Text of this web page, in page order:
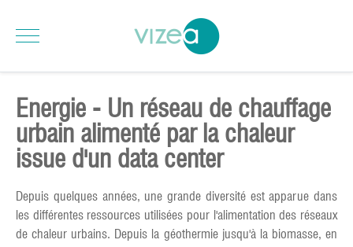
Energie - Un réseau de chauffage
urbain alimenté par la chaleur
issue d'un data center
Depuis quelques années, une grande diversité est apparue dans
les différentes ressources utilisées pour l'alimentation des réseaux
de chaleur urbains. Depuis la géothermie jusqu'à la biomasse, en